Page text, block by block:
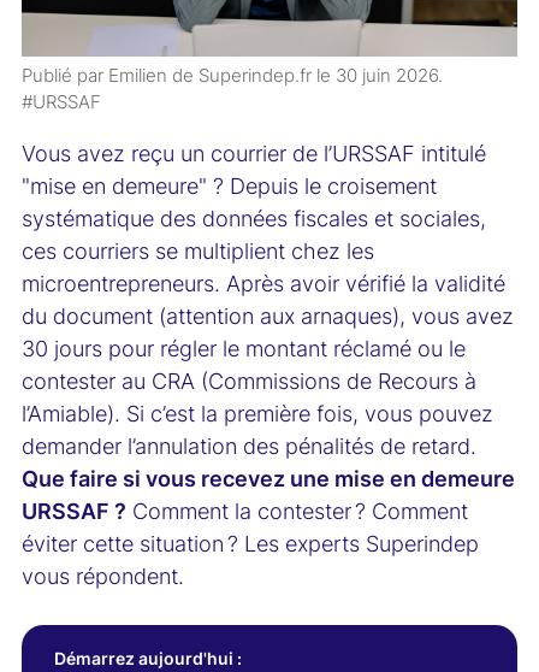
Publié par Emilien de Superindep.fr le 30 juin 2026.
#URSSAF
Vous avez reçu un courrier de l’URSSAF intitulé
"mise en demeure" ? Depuis le croisement
systématique des données fiscales et sociales,
ces courriers se multiplient chez les
microentrepreneurs. Après avoir vérifié la validité
du document (attention aux arnaques), vous avez
30 jours pour régler le montant réclamé ou le
contester au CRA (Commissions de Recours à
l’Amiable). Si c’est la première fois, vous pouvez
demander l’annulation des pénalités de retard.
Que faire si vous recevez une mise en demeure
URSSAF ? Comment la contester ? Comment
éviter cette situation ? Les experts Superindep
vous répondent.
Démarrez aujourd'hui :